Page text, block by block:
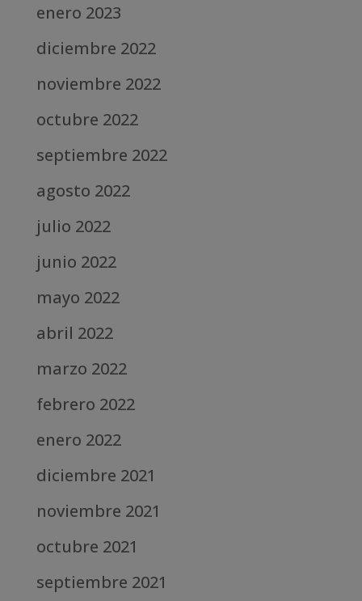
enero 2023
diciembre 2022
noviembre 2022
octubre 2022
septiembre 2022
agosto 2022
julio 2022
junio 2022
mayo 2022
abril 2022
marzo 2022
febrero 2022
enero 2022
diciembre 2021
noviembre 2021
octubre 2021
septiembre 2021